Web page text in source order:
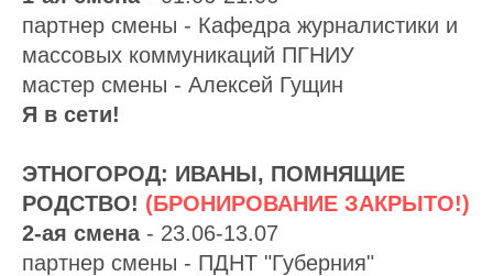
партнер смены - Кафедра журналистики и
массовых коммуникаций ПГНИУ
мастер смены - Алексей Гущин
Я в сети!
ЭТНОГОРОД: ИВАНЫ, ПОМНЯЩИЕ
РОДСТВО! (БРОНИРОВАНИЕ ЗАКРЫТО!)
2-ая смена- 23.06-13.07
партнер смены - ПДНТ "Губерния"